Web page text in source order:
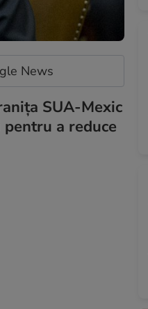
News
SUA-Mexic
a reduce